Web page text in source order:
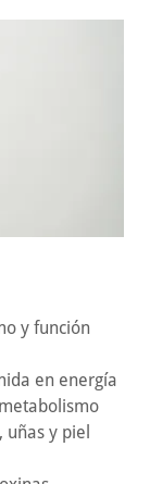
y función
en energía
y piel